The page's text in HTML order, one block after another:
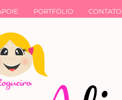
PORTFÓLIO CONTATO